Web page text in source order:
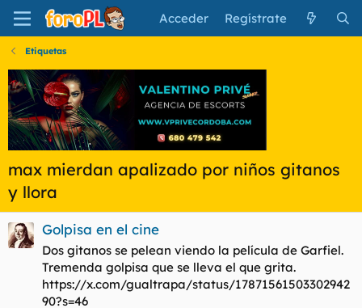
Acceder Regístrate
Etiquetas
max mierdan apalizado por niños gitanos
y llora
Golpisa en el cine
Dos gitanos se pelean viendo la película de Garfiel.
Tremenda golpisa que se lleva el que grita.
https://x.com/gualtrapa/status/17871561503302942
90?s=46